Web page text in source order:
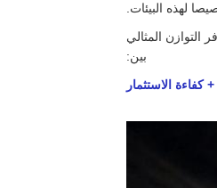
لهذه البيئات.
التوازن المثالي
بين:
كفاءة الاستثمار